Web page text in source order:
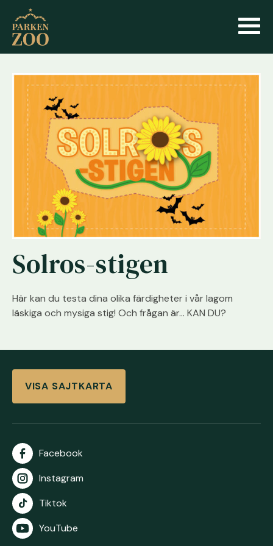
Solros-stigen
Här kan du testa dina olika färdigheter i vår lagom
läskiga och mysiga stig! Och frågan är… KAN DU?
VISA SAJTKARTA
Facebook
Instagram
Tiktok
YouTube